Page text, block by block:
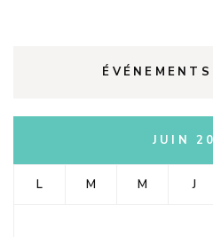
JUIN
L M M J